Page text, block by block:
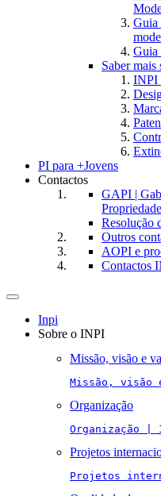
Guia
Guia
Saber mais
INPI
PI para +Jovens
Contactos
GAPI |
Resolução
Outros
AOPI e
Contactos
Toggle
navigation
Inpi
Sobre o INPI
Missão, visão e
Missão,
Organização
Organização
Projetos
Projetos